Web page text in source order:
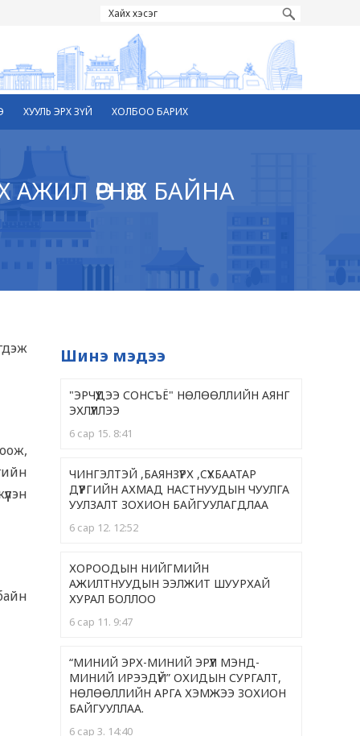
ХУУЛЬ ЭРХ ЗҮЙ ХОЛБОО БАРИХ
АЖИЛ ӨРНӨЖ БАЙНА
Шинэ мэдээ
"ЭРЧҮҮДЭЭ СОНСЪЁ" НӨЛӨӨЛЛИЙН АЯНГ
ЭХЛҮҮЛЛЭЭ
6 сар 15. 8:41
ЧИНГЭЛТЭЙ ,БАЯНЗҮРХ ,CҮХБААТАР
ДҮҮРГИЙН АХМАД НАСТНУУДЫН ЧУУЛГА
УУЛЗАЛТ ЗОХИОН БАЙГУУЛАГДЛАА
6 сар 12. 12:52
ХОРООДЫН НИЙГМИЙН
АЖИЛТНУУДЫН ЭЭЛЖИТ ШУУРХАЙ
ХУРАЛ БОЛЛОО
6 сар 11. 9:47
“МИНИЙ ЭРХ-МИНИЙ ЭРҮҮЛ МЭНД-
МИНИЙ ИРЭЭДҮЙ” ОХИДЫН СУРГАЛТ,
НӨЛӨӨЛЛИЙН АРГА ХЭМЖЭЭ ЗОХИОН
БАЙГУУЛЛАА.
6 сар 3. 14:40